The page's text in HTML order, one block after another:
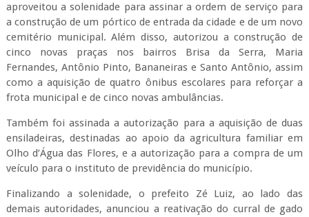
aproveitou a solenidade para assinar a ordem de serviço para
a construção de um pórtico de entrada da cidade e de um novo
cemitério municipal. Além disso, autorizou a construção de
cinco novas praças nos bairros Brisa da Serra, Maria
Fernandes, Antônio Pinto, Bananeiras e Santo Antônio, assim
como a aquisição de quatro ônibus escolares para reforçar a
frota municipal e de cinco novas ambulâncias.
Também foi assinada a autorização para a aquisição de duas
ensiladeiras, destinadas ao apoio da agricultura familiar em
Olho d’Água das Flores, e a autorização para a compra de um
veículo para o instituto de previdência do município.
Finalizando a solenidade, o prefeito Zé Luiz, ao lado das
demais autoridades, anunciou a reativação do curral de gado